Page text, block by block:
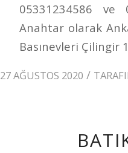
05331234586 ve
Anahtar olarak
Basınevleri
27 AĞUSTOS 2020 /